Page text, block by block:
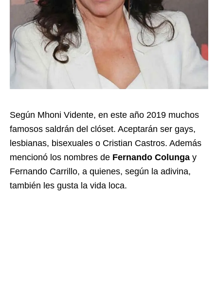
Según Mhoni Vidente, en este año 2019 muchos
famosos saldrán del clóset. Aceptarán ser gays,
lesbianas, bisexuales o Cristian Castros. Además
mencionó los nombres de Fernando Colunga y
Fernando Carrillo, a quienes, según la adivina,
también les gusta la vida loca.